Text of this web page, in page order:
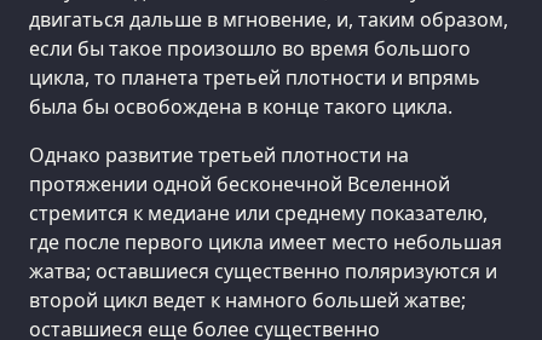
двигаться дальше в мгновение, и, таким образом,
если бы такое произошло во время большого
цикла, то планета третьей плотности и впрямь
была бы освобождена в конце такого цикла.
Однако развитие третьей плотности на
протяжении одной бесконечной Вселенной
стремится к медиане или среднему показателю,
где после первого цикла имеет место небольшая
жатва; оставшиеся существенно поляризуются и
второй цикл ведет к намного большей жатве;
оставшиеся еще более существенно